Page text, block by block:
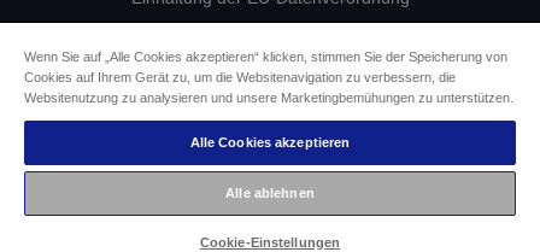
Informationen zu Cookies
Epson Engagement für Barrierefreiheit
Copyright © 2026 Seiko Epson
Wenn Sie auf „Alle Cookies akzeptieren“ klicken, stimmen Sie der Speicherung von
Cookies auf Ihrem Gerät zu, um die Websitenavigation zu verbessern, die
Websitenutzung zu analysieren und unsere Marketingbemühungen zu unterstützen.
Alle Cookies akzeptieren
Alle ablehnen
Cookie-Einstellungen